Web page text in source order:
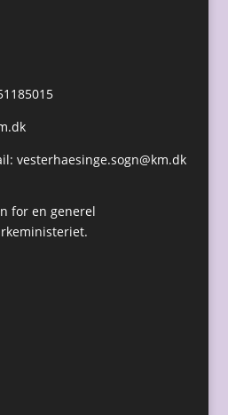
vesterhaesinge.sogn@km.dk
for en generel